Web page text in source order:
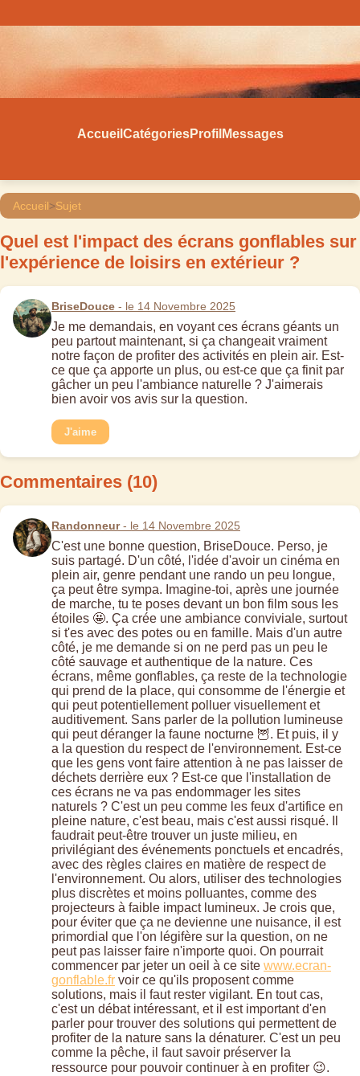
Accueil CatégoriesProfil Messages
Accueil>Sujet
Quel est l'impact des écrans gonflables sur
l'expérience de loisirs en extérieur ?
BriseDouce - le 14 Novembre 2025
Je me demandais, en voyant ces écrans géants un
peu partout maintenant, si ça changeait vraiment
notre façon de profiter des activités en plein air. Est-
ce que ça apporte un plus, ou est-ce que ça finit par
gâcher un peu l'ambiance naturelle ? J'aimerais
bien avoir vos avis sur la question.
J'aime
Commentaires (10)
Randonneur- le 14 Novembre 2025
C'est une bonne question, BriseDouce. Perso, je
suis partagé. D'un côté, l'idée d'avoir un cinéma en
plein air, genre pendant une rando un peu longue,
ça peut être sympa. Imagine-toi, après une journée
de marche, tu te poses devant un bon film sous les
étoiles 🤩. Ça crée une ambiance conviviale, surtout
si t'es avec des potes ou en famille. Mais d'un autre
côté, je me demande si on ne perd pas un peu le
côté sauvage et authentique de la nature. Ces
écrans, même gonflables, ça reste de la technologie
qui prend de la place, qui consomme de l'énergie et
qui peut potentiellement polluer visuellement et
auditivement. Sans parler de la pollution lumineuse
qui peut déranger la faune nocturne 🦉. Et puis, il y
a la question du respect de l'environnement. Est-ce
que les gens vont faire attention à ne pas laisser de
déchets derrière eux ? Est-ce que l'installation de
ces écrans ne va pas endommager les sites
naturels ? C'est un peu comme les feux d'artifice en
pleine nature, c'est beau, mais c'est aussi risqué. Il
faudrait peut-être trouver un juste milieu, en
privilégiant des événements ponctuels et encadrés,
avec des règles claires en matière de respect de
l'environnement. Ou alors, utiliser des technologies
plus discrètes et moins polluantes, comme des
projecteurs à faible impact lumineux. Je crois que,
pour éviter que ça ne devienne une nuisance, il est
primordial que l'on légifère sur la question, on ne
peut pas laisser faire n'importe quoi. On pourrait
commencer par jeter un oeil à ce site www.ecran-
gonflable.fr voir ce qu'ils proposent comme
solutions, mais il faut rester vigilant. En tout cas,
c'est un débat intéressant, et il est important d'en
parler pour trouver des solutions qui permettent de
profiter de la nature sans la dénaturer. C'est un peu
comme la pêche, il faut savoir préserver la
ressource pour pouvoir continuer à en profiter 😉.